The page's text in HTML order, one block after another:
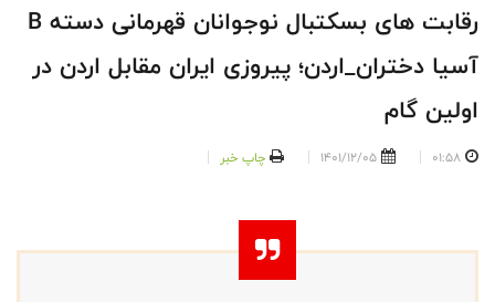
رقابت های بسکتبال نوجوانان قهرمانی دسته B
آسیا دختران_اردن؛ پیروزی ایران مقابل اردن در
اولین گام
01:58
1401/12/05 چاپ خبر